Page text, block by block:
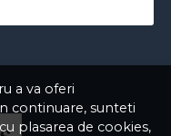
a va oferi
continuare, sunteti
plasarea de cookies,